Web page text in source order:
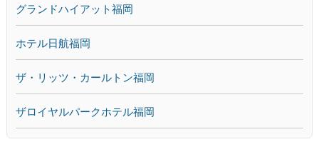
グランドハイアット福岡
ホテル日航福岡
ザ・リッツ・カールトン福岡
ザロイヤルパークホテル福岡